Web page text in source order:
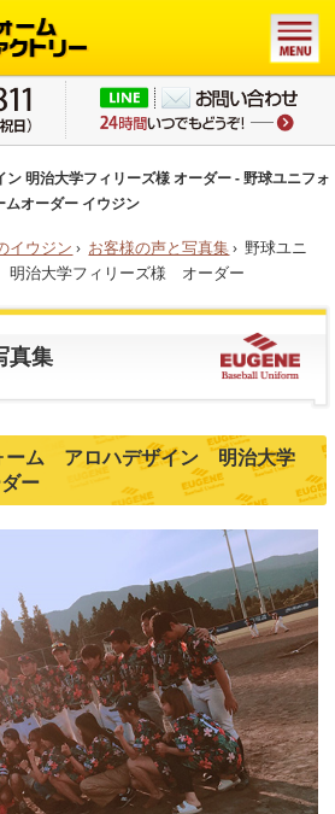
明治大学フィリーズ様 オーダー - 野球ユニフォ
ムオーダー イウジン
イウジン › お客様の声と写真集› 野球ユニ
治大学フィリーズ様 オーダー
真集
ーム アロハデザイン 明治大学
ー